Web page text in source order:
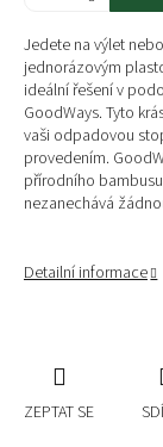
Jedete na výlet
jednorázovým
ideální řešení v
GoodWays. Tyto
vaši odpadovou
provedením.
přírodního
nezanechává
Detailní informace
ZEPTAT SE